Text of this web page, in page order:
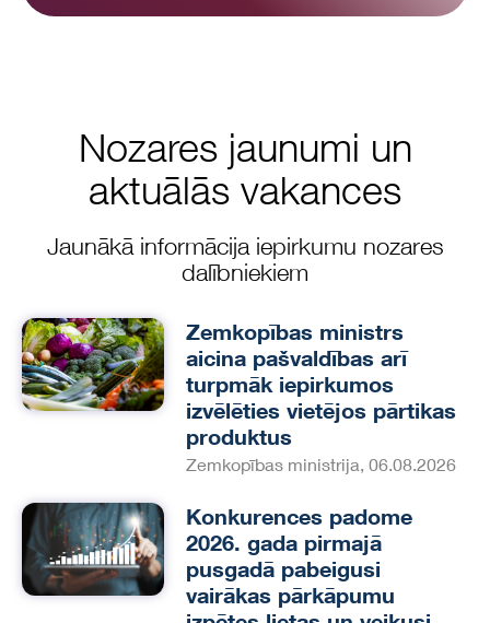
Nozares jaunumi un
aktuālās vakances
Jaunākā informācija iepirkumu nozares
dalībniekiem
Zemkopības ministrs
aicina pašvaldības arī
turpmāk iepirkumos
izvēlēties vietējos pārtikas
produktus
Zemkopības ministrija, 06.08.2026
Konkurences padome
2026. gada pirmajā
pusgadā pabeigusi
vairākas pārkāpumu